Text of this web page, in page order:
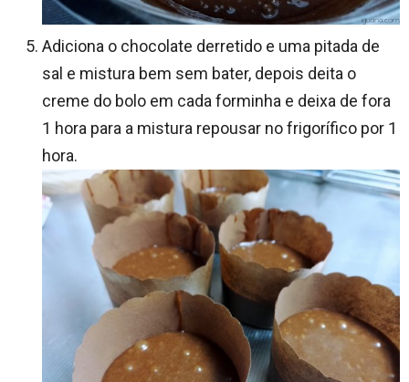
Adiciona o chocolate derretido e uma pitada de
sal e mistura bem sem bater, depois deita o
creme do bolo em cada forminha e deixa de fora
1 hora para a mistura repousar no frigorífico por 1
hora.